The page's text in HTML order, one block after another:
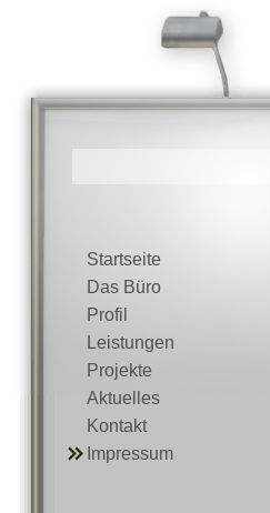
Startseite
Das Büro
Profil
Leistungen
Projekte
Aktuelles
Kontakt
Impressum